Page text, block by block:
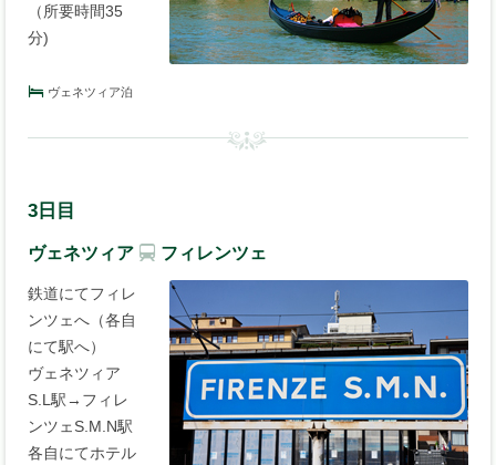
（所要時間35
分)
ヴェネツィア泊
3日目
ヴェネツィア フィレンツェ
鉄道にてフィレ
ンツェへ（各自
にて駅へ）
ヴェネツィア
S.L駅→フィレ
ンツェS.M.N駅
各自にてホテル